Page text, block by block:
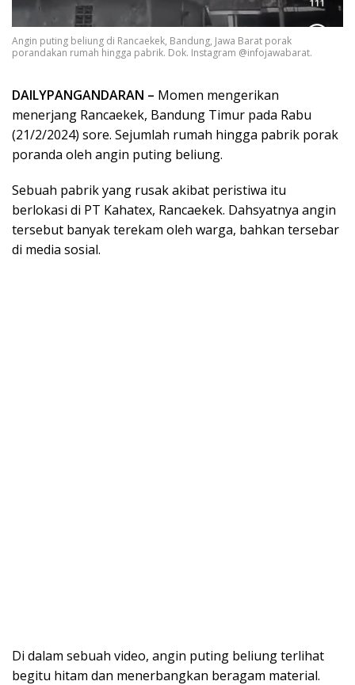
Angin puting beliung di Rancaekek, Bandung, Jawa Barat porak
porandakan rumah hingga pabrik. Dok. Instagram @infojawabarat.
DAILYPANGANDARAN – Momen mengerikan
menerjang Rancaekek, Bandung Timur pada Rabu
(21/2/2024) sore. Sejumlah rumah hingga pabrik porak
poranda oleh angin puting beliung.
Sebuah pabrik yang rusak akibat peristiwa itu
berlokasi di PT Kahatex, Rancaekek. Dahsyatnya angin
tersebut banyak terekam oleh warga, bahkan tersebar
di media sosial.
Di dalam sebuah video, angin puting beliung terlihat
begitu hitam dan menerbangkan beragam material.